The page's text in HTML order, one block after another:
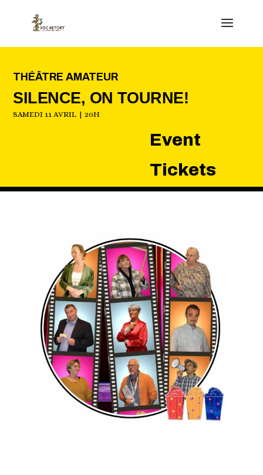
THÉÂTRE AMATEUR
SILENCE, ON TOURNE!
SAMEDI 11 AVRIL | 20H
Event
Tickets